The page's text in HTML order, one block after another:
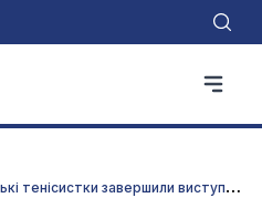
У
країнські тенісистки завершили виступ на турнірі в Ноттінгемі